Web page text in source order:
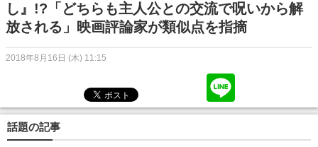
動画
生放送
マンガ
し』!?「どちらも主人公との交流で呪いから解
放される」映画評論家が類似点を指摘
2018年8月16日 (木) 11:15
話題の記事